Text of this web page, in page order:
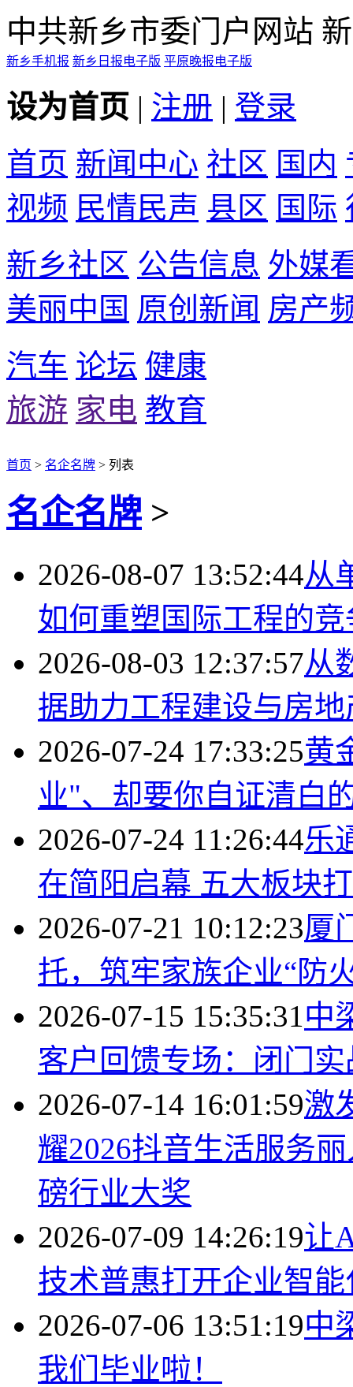
中共新乡市委门户网站
新乡手机报 新乡日报电子版 平原晚报电子版
设为首页 | 注册 | 登录
首页 新闻中心 社区 国内
视频 民情民声 县区 国际
新乡社区 公告信息 外媒
美丽中国 原创新闻 房产
汽车 论坛 健康
旅游 家电 教育
首页 > 名企名牌 > 列表
名企名牌 >
2026-08-07 13:52:44从
如何重塑国际工程的
2026-08-03 12:37:57从
据助力工程建设与房
2026-07-24 17:33:25黄
业"、却要你自证清白
2026-07-24 11:26:44乐
在简阳启幕 五大板块
2026-07-21 10:12:23厦
托，筑牢家族企业“防
2026-07-15 15:35:31中
客户回馈专场：闭门
2026-07-14 16:01:59激
耀2026抖音生活服务
磅行业大奖
2026-07-09 14:26:19让
技术普惠打开企业智
2026-07-06 13:51:19中
我们毕业啦！